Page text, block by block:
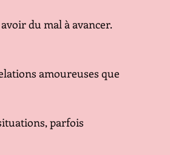
du mal à avancer.
amoureuses que
parfois